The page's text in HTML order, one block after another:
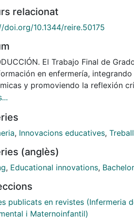
relacionat
doi.org/10.1344/reire.50175
El Trabajo Final de
en enfermería,
y promoviendo la reflexión
retos como garantizar la
la gestión de aulas. Para
un modelo basado en la
del TFG en los campus Bellvitge y
implementando asignación digital,
descriptivo de modalidades y
un enfoque descriptivo de todo
particular, de describir la
, Innovacions educatives,
(anglès)
, Educational innovations,
publicats en revistes (Infermeria
i Maternoinfantil)